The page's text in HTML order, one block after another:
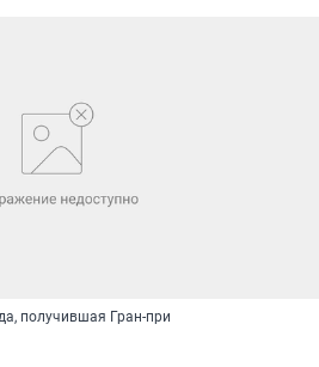
получившая Гран-при